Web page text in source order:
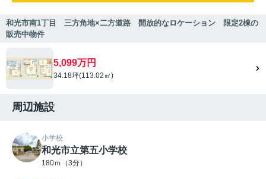
和光市南1丁目 三方角地×二方道路 開放的なロケーション 限定2棟の
販売中物件
5,099万円
34.18坪(113.02㎡)
周辺施設
小学校
和光市立第五小学校
180ｍ（3分）